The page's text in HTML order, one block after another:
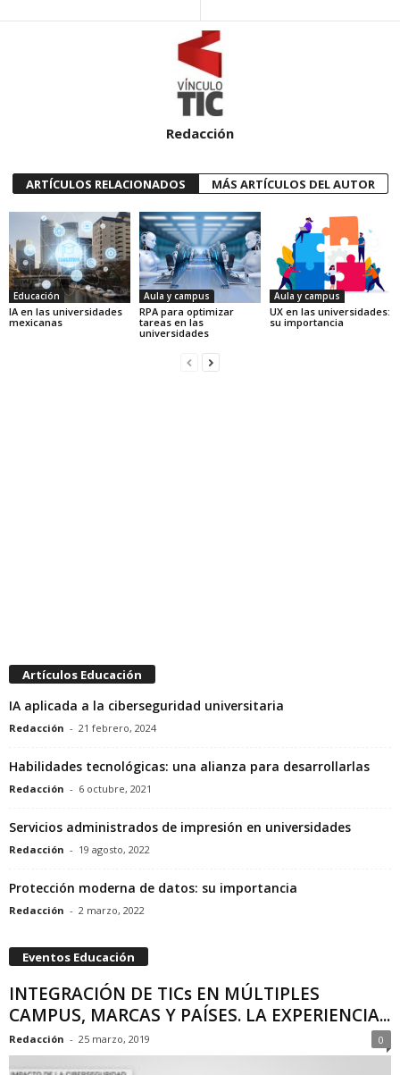
Redacción
ARTÍCULOS RELACIONADOS MÁS ARTÍCULOS DEL AUTOR
Educación
IA en las universidades
mexicanas
Aula y campus
RPA para optimizar
tareas en las
universidades
Aula y campus
UX en las universidades:
su importancia
Artículos Educación
IA aplicada a la ciberseguridad universitaria
Redacción - 21 febrero, 2024
Habilidades tecnológicas: una alianza para desarrollarlas
Redacción - 6 octubre, 2021
Servicios administrados de impresión en universidades
Redacción - 19 agosto, 2022
Protección moderna de datos: su importancia
Redacción - 2 marzo, 2022
Eventos Educación
INTEGRACIÓN DE TICs EN MÚLTIPLES
CAMPUS, MARCAS Y PAÍSES. LA EXPERIENCIA...
Redacción - 25 marzo, 2019 0